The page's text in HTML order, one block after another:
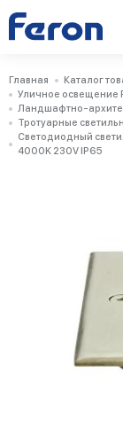
Главная Каталог
Уличное освещение
Ландшафтно-
Тротуарные
Светодиодный
4000K 230V IP65